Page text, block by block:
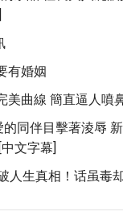
有婚姻
美曲線 簡直逼人噴
的同伴目擊著淩辱
文字幕]
人生真相！话虽毒